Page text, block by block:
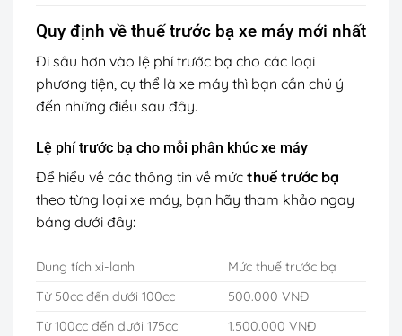
Quy định về thuế trước bạ xe máy mới nhất
Đi sâu hơn vào lệ phí trước bạ cho các loại
phương tiện, cụ thể là xe máy thì bạn cần chú ý
đến những điều sau đây.
Lệ phí trước bạ cho mỗi phân khúc xe máy
Để hiểu về các thông tin về mức thuế trước bạ
theo từng loại xe máy, bạn hãy tham khảo ngay
bảng dưới đây:
Dung tích xi-lanh
Mức thuế trước bạ
Từ 50cc đến dưới 100cc
500.000 VNĐ
Từ 100cc đến dưới 175cc
1.500.000 VNĐ